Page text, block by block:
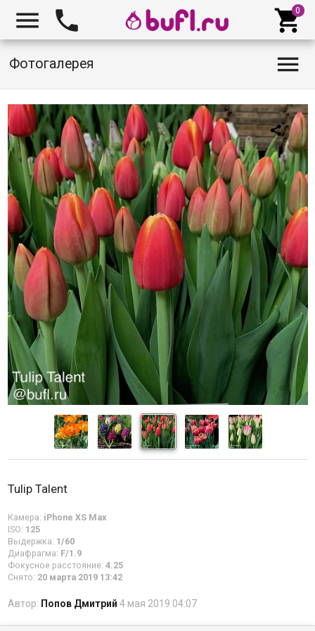
  
Фотогалерея 
Tulip Talent
Камера: iPhone XS Max
ISO: 125
Выдержка: 1/60
Диафрагма: F/1.9
Фокусное расстояние: 4.25
Снято: 20 марта 2019 13:42
Автор: Попов Дмитрий 4 мая 2019 04:07